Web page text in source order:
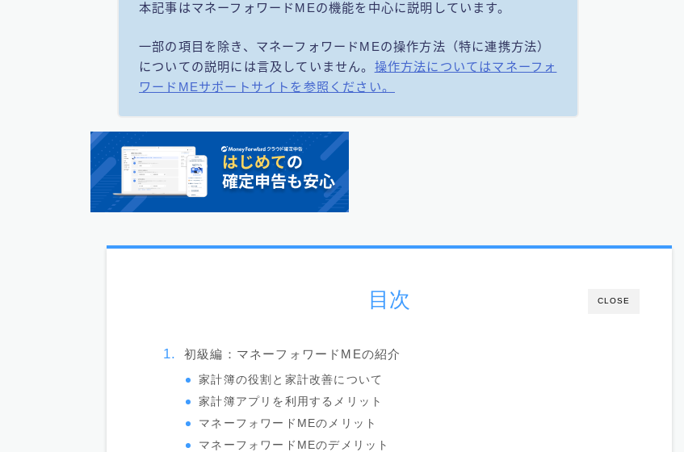
本記事はマネーフォワードMEの機能を中心に説明しています。
一部の項目を除き、マネーフォワードMEの操作方法（特に連携方法）
についての説明には言及していません。 操作方法についてはマネーフォ
ワードMEサポートサイトを参照ください。
CLOSE
目次
初級編：マネーフォワードMEの紹介
家計簿の役割と家計改善について
家計簿アプリを利用するメリット
マネーフォワードMEのメリット
マネーフォワードMEのデメリット